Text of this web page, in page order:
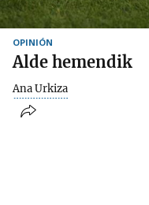
OPINIÓN
Alde hemendik
Ana Urkiza